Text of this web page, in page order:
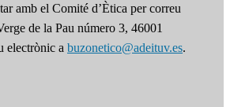
amb el Comité d’Ètica per correu
de la Pau número 3, 46001
electrònic a buzonetico@adeituv.es.